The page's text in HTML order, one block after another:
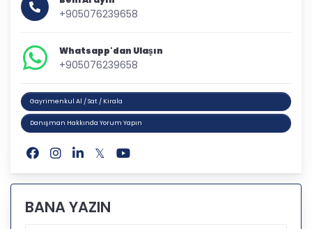
+905076239658
Whatsapp'dan Ulaşın
+905076239658
Gayrimenkul Al / Sat / Kirala
Danışman Hakkında Yorum Yapın
BANA YAZIN